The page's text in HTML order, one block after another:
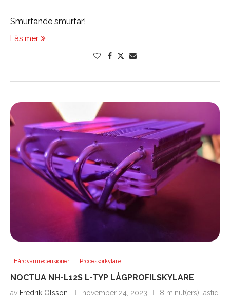
Smurfande smurfar!
Läs mer
Hårdvarurecensioner Processorkylare
NOCTUA NH-L12S L-TYP LÅGPROFILSKYLARE
av Fredrik Olsson november 24, 2023 8 minut(ers) lästid